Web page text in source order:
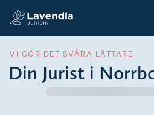
VI GÖR DET SVÅRA LÄTTARE
Din Jurist i